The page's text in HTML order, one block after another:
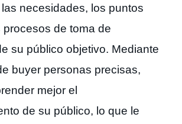
necesidades, los puntos
procesos de toma de
su público objetivo. Mediante
buyer personas precisas,
mejor el
de su público, lo que le